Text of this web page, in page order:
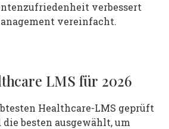
verbessert
vereinfacht.
LMS für 2026
Healthcare-LMS geprüft
besten ausgewählt, um